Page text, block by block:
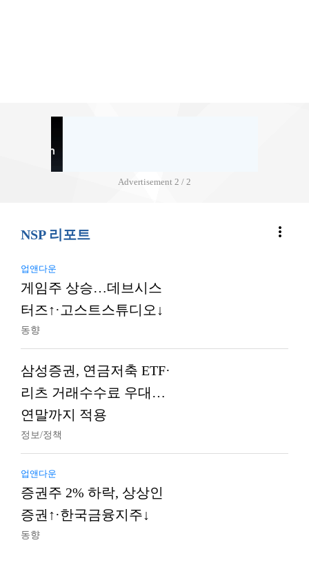
Advertisement 2 / 2
NSP 리포트 more_vert
업앤다운
게임주 상승…데브시스
터즈↑·고스트스튜디오↓
동향
삼성증권, 연금저축 ETF·
리츠 거래수수료 우대…
연말까지 적용
정보/정책
업앤다운
증권주 2% 하락, 상상인
증권↑·한국금융지주↓
동향